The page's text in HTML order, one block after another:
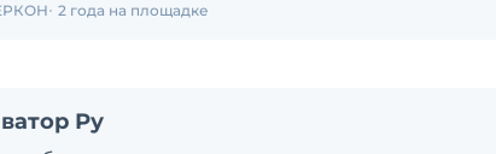
2 года на площадке
Ру